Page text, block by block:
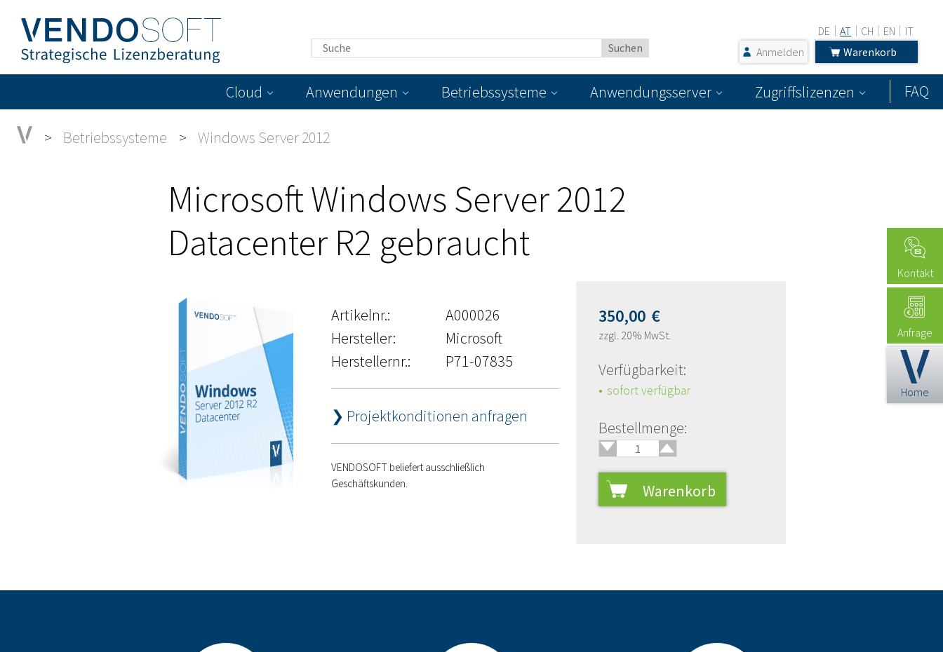
DE AT CH EN
IT
Anmelden
Warenkorb
Cloud Anwendungen Betriebssysteme Anwendungsserver Zugriffslizenzen FAQ
Kontakt
Anfrage
Home
Betriebssysteme Windows Server 2012
Microsoft Windows Server 2012
Datacenter R2 gebraucht
Artikelnr.:
A000026
Hersteller:
Microsoft
Herstellernr.:
P71-07835
❯ Projektkonditionen anfragen
VENDOSOFT beliefert ausschließlich
Geschäftskunden.
350,00 €
zzgl. 20% MwSt.
Verfügbarkeit:
sofort verfügbar
Bestellmenge:
🢓
🢑